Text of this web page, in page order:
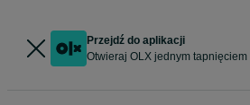
Przejdź do aplikacji
Otwieraj OLX jednym tapnięciem